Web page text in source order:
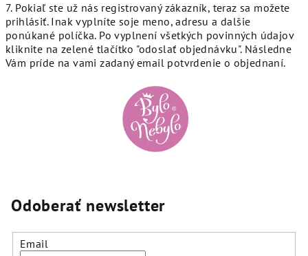
7. Pokiaľ ste už nás registrovaný zákazník, teraz sa možete
prihlásiť. Inak vyplníte soje meno, adresu a dalšie
ponúkané políčka. Po vyplnení všetkých povinných údajov
kliknite na zelené tlačítko "odoslať objednávku". Následne
Vám príde na vami zadaný email potvrdenie o objednaní.
Odoberať newsletter
Email